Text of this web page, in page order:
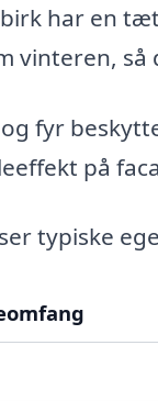
har en
vinteren,
fyr
på
typiske